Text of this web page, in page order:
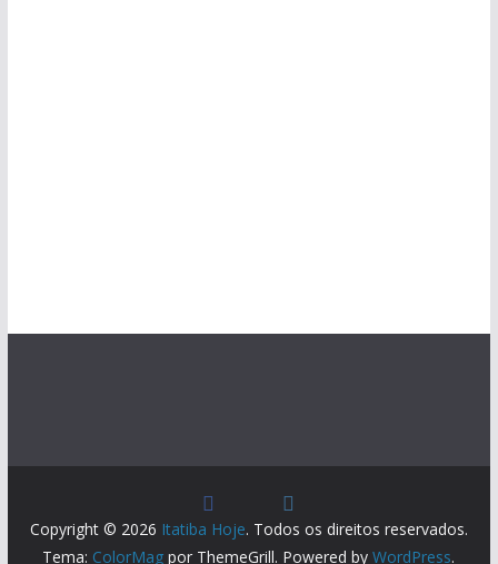
Copyright © 2026 Itatiba Hoje. Todos os direitos reservados.
Tema: ColorMag por ThemeGrill. Powered byWordPress.